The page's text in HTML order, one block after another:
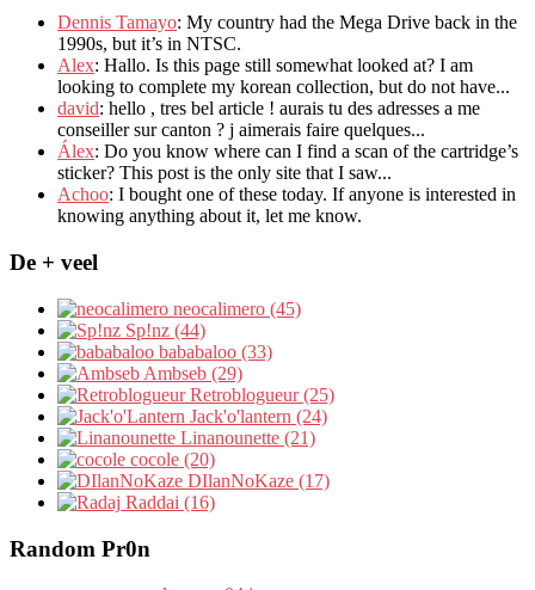
Dennis Tamayo: My country had the Mega Drive back in the
1990s, but it’s in NTSC.
Alex: Hallo. Is this page still somewhat looked at? I am
looking to complete my korean collection, but do not have...
david: hello , tres bel article ! aurais tu des adresses a me
conseiller sur canton ? j aimerais faire quelques...
Álex: Do you know where can I find a scan of the cartridge’s
sticker? This post is the only site that I saw...
Achoo: I bought one of these today. If anyone is interested in
knowing anything about it, let me know.
De + veel
neocalimero (45)
Sp!nz (44)
bababaloo (33)
Ambseb (29)
Retroblogueur (25)
Jack'o'lantern (24)
Linanounette (21)
cocole (20)
DIlanNoKaze (17)
Raddai (16)
Random Pr0n